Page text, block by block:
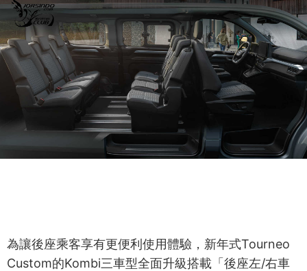
為讓後座乘客享有更便利使用體驗，新年式Tourneo
Custom的Kombi三車型全面升級搭載「後座左/右車